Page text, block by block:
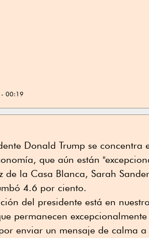
00:19
Donald Trump se
que aún están
de la Casa Blanca, Sarah
4.6 por ciento.
del presidente está en
permanecen
enviar un mensaje de calma